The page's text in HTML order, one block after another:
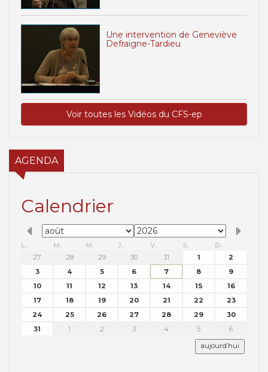
Une intervention de Geneviève
Defraigne-Tardieu
Voir toutes les Vidéos du CFS-ep
AGENDA
Calendrier
L. M. M. J. V. S.
D.
27
28 29 30 31 1
2
3
4 5 6 7 8
9
10
11 12 13 14 15
16
17
18 19 20 21 22
23
24
25 26 27 28 29
30
31
1 2 3 4 5 6
aujourd’hui